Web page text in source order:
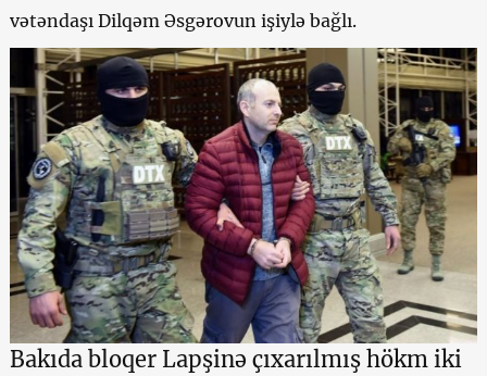
vətəndaşı Dilqəm Əsgərovun işiylə bağlı.
Bakıda bloqer Lapşinə çıxarılmış hökm iki